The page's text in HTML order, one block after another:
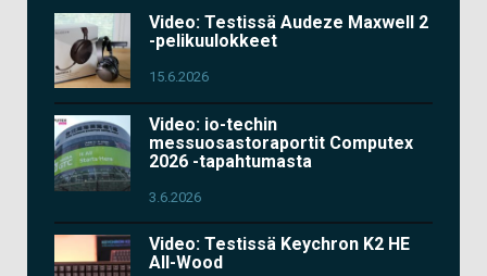
Video: Testissä Audeze Maxwell 2
-pelikuulokkeet
15.6.2026
Video: io-techin
messuosastoraportit Computex
2026 -tapahtumasta
3.6.2026
Video: Testissä Keychron K2 HE
All-Wood